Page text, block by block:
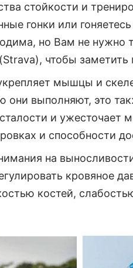
стойкости и
гонки или
но Вам не нужно
чтобы заметить
мышцы и
они выполняют, это
и
и способности
на
кровяное
костей,